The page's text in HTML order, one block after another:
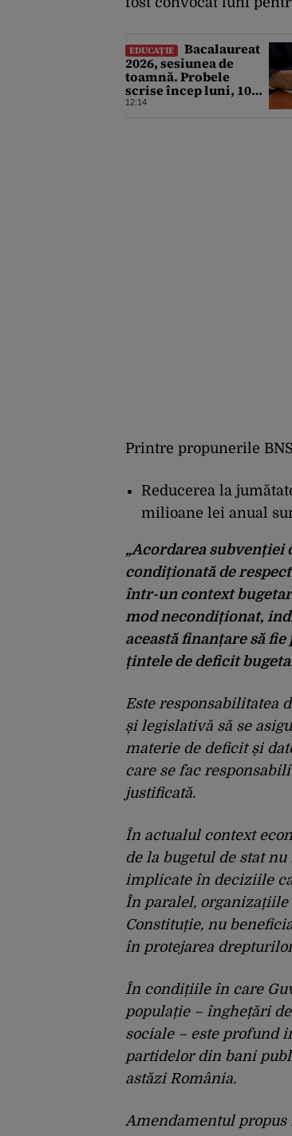
EDUCAȚIE
Bacalaureat
2026, sesiunea de
toamnă. Probele
scrise încep luni, 10
august. Ce trebuie să
12:14
Printre propunerile
Reducerea la
milioane lei anual
„Acordarea subvenției
condiționată de
într-un context
mod necondiționat,
această finanțare să
țintele de deficit
Este responsabilitatea
și legislativă să se
materie de deficit și
care se fac
justificată.
În actualul context
de la bugetul de stat
implicate în deciziile
În paralel, organizațiile
Constituție, nu
în protejarea
În condițiile în care
populație – înghețări
sociale – este profund
partidelor din bani
astăzi România.
Amendamentul